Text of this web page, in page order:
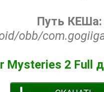
Путь КЕШа:
obb/
Mysteries 2 Full